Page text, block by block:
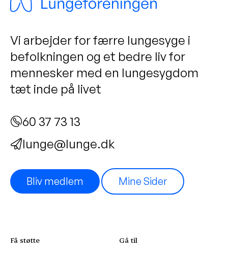
Vi arbejder for færre lungesyge i
befolkningen og et bedre liv for
mennesker med en lungesygdom
tæt inde på livet
60 37 73 13
lunge@lunge.dk
Bliv medlem Mine Sider
Få støtte Gå til